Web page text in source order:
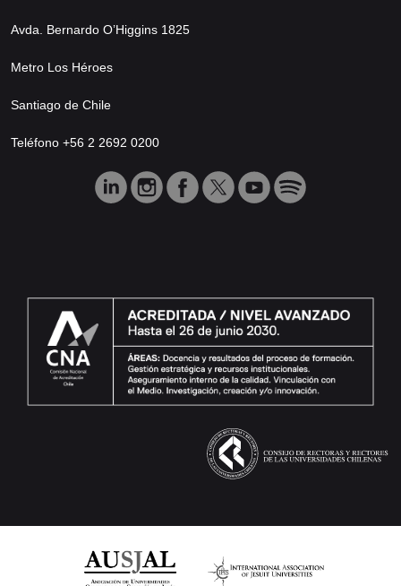
Avda. Bernardo O’Higgins 1825
Metro Los Héroes
Santiago de Chile
Teléfono +56 2 2692 0200